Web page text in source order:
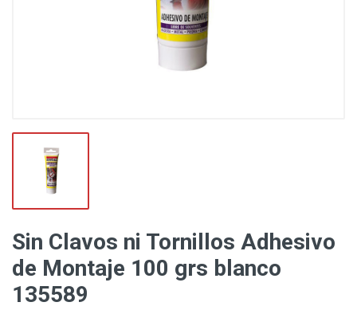
Sin Clavos ni Tornillos Adhesivo
de Montaje 100 grs blanco
135589